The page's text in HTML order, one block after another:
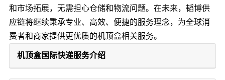
和市场拓展，无需担心仓储和物流问题。在未来，韬博供
应链将继续秉承专业、高效、便捷的服务理念，为全球消
费者和商家提供更优质的机顶盒相关服务。
机顶盒国际快递服务介绍